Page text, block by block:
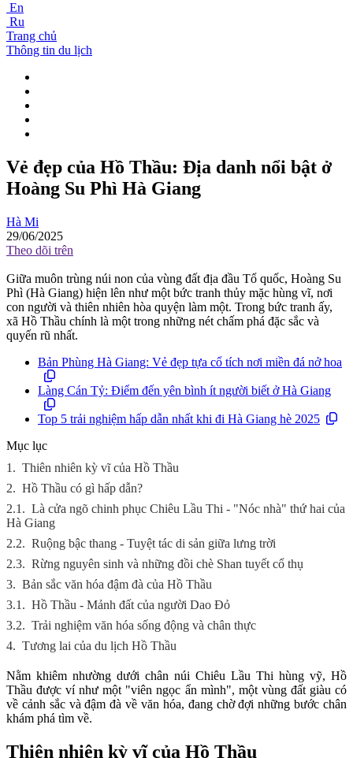
En
Ru
Trang chủ
Thông tin du lịch
Vẻ đẹp của Hồ Thầu: Địa danh nổi bật ở
Hoàng Su Phì Hà Giang
Hà Mi
29/06/2025
Theo dõi trên
Giữa muôn trùng núi non của vùng đất địa đầu Tổ quốc, Hoàng Su
Phì (Hà Giang) hiện lên như một bức tranh thủy mặc hùng vĩ, nơi
con người và thiên nhiên hòa quyện làm một. Trong bức tranh ấy,
xã Hồ Thầu chính là một trong những nét chấm phá đặc sắc và
quyến rũ nhất.
Bản Phùng Hà Giang: Vẻ đẹp tựa cổ tích nơi miền đá nở hoa
Làng Cán Tỷ: Điểm đến yên bình ít người biết ở Hà Giang
Top 5 trải nghiệm hấp dẫn nhất khi đi Hà Giang hè 2025
Mục lục
1. Thiên nhiên kỳ vĩ của Hồ Thầu
2. Hồ Thầu có gì hấp dẫn?
2.1. Là cửa ngõ chinh phục Chiêu Lầu Thi - "Nóc nhà" thứ hai của
Hà Giang
2.2. Ruộng bậc thang - Tuyệt tác di sản giữa lưng trời
2.3. Rừng nguyên sinh và những đồi chè Shan tuyết cổ thụ
3. Bản sắc văn hóa đậm đà của Hồ Thầu
3.1. Hồ Thầu - Mảnh đất của người Dao Đỏ
3.2. Trải nghiệm văn hóa sống động và chân thực
4. Tương lai của du lịch Hồ Thầu
Nằm khiêm nhường dưới chân núi Chiêu Lầu Thi hùng vỹ, Hồ
Thầu được ví như một "viên ngọc ẩn mình", một vùng đất giàu có
về cảnh sắc và đậm đà về văn hóa, đang chờ đợi những bước chân
khám phá tìm về.
Thiên nhiên kỳ vĩ của Hồ Thầu